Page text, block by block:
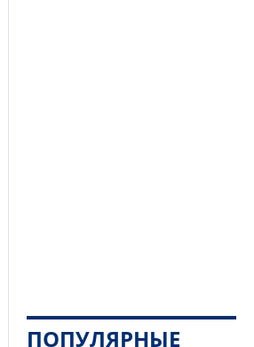
ПОПУЛЯРНЫЕ